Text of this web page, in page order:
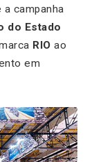
campanha
do Estado
RIO ao
em